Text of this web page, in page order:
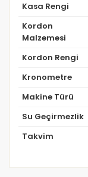
Kasa Rengi
Kordon
Malzemesi
Kordon Rengi
Kronometre
Makine Türü
Su Geçirmezlik
Takvim